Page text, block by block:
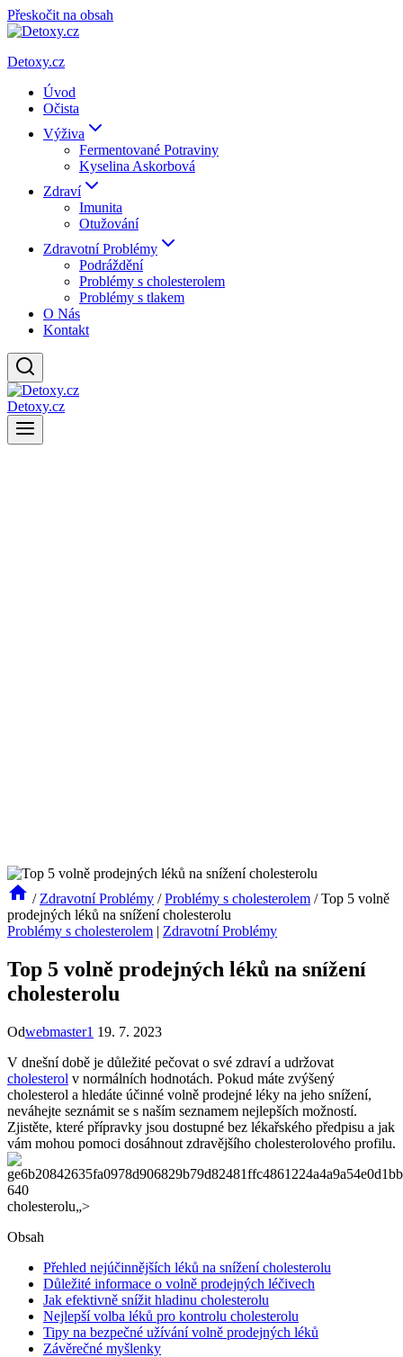
Přeskočit na obsah
Detoxy.cz
Úvod
Očista
Výživa
Fermentované Potraviny
Kyselina Askorbová
Zdraví
Imunita
Otužování
Zdravotní Problémy
Podráždění
Problémy s cholesterolem
Problémy s tlakem
O Nás
Kontakt
Detoxy.cz
/ Zdravotní Problémy / Problémy s cholesterolem / Top 5 volně
prodejných léků na snížení cholesterolu
Problémy s cholesterolem | Zdravotní Problémy
Top 5 volně prodejných léků na snížení
cholesterolu
Odwebmaster1 19. 7. 2023
V dnešní době je​ důležité pečovat​ o své ⁤zdraví a udržovat
cholesterol ‍v​ normálních hodnotách. Pokud ​máte zvýšený
cholesterol a hledáte účinné volně prodejné léky na ⁢jeho snížení,
neváhejte⁤ seznámit se s naším ‌seznamem nejlepších možností.
Zjistěte, ⁣které⁤ přípravky jsou⁤ dostupné bez lékařského předpisu a​ jak
vám⁢ mohou pomoci ⁤dosáhnout zdravějšího⁤ cholesterolového profilu.
cholesterolu„>
Obsah
Přehled ⁤nejúčinnějších léků na ⁤snížení cholesterolu
Důležité informace⁣ o volně prodejných léčivech
Jak⁤ efektivně‌ snížit​ hladinu⁤ cholesterolu
Nejlepší volba léků pro kontrolu⁣ cholesterolu
Tipy na bezpečné‌ užívání‌ volně ⁣prodejných léků
Závěrečné myšlenky